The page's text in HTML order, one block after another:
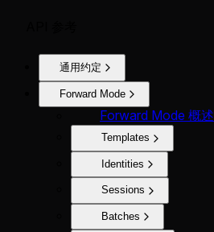
通用约定
Forward Mode
Forward Mode 概述
Templates
Identities
Sessions
Batches